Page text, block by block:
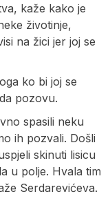
kaže kako je
životinje,
na žici jer joj se
ko bi joj se
pozovu.
spasili neku
ih pozvali. Došli
skinuti lisicu
u polje. Hvala tim
Serdarevićeva.